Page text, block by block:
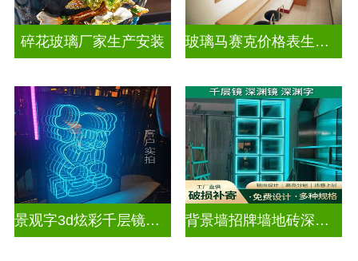
碎花玻璃厂家生产安装 玻璃马赛克价格表生产电话
景观字3d炫彩千层镜深渊镜 背景墙招牌墙地砖深渊镜千层镜